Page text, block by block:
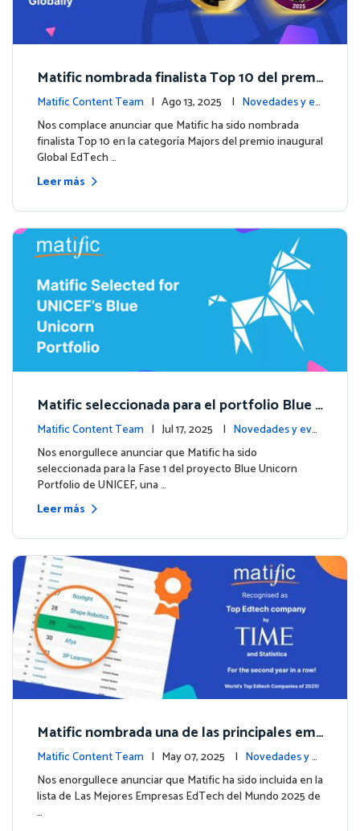
Matific nombrada finalista Top 10 del premi
o inaugural Global EdTech Prize
Matific Content Team | Ago 13, 2025 | Novedades y ev
entos
Nos complace anunciar que Matific ha sido nombrada
finalista Top 10 en la categoría Majors del premio inaugural
Global EdTech …
Leer más
Matific seleccionada para el portfolio Blue
Unicorn de UNICEF: Comienza una nueva et
apa
Matific Content Team | Jul 17, 2025 | Novedades y eve
ntos
Nos enorgullece anunciar que Matific ha sido
seleccionada para la Fase 1 del proyecto Blue Unicorn
Portfolio de UNICEF, una …
Leer más
Matific nombrada una de las principales em
presas EdTech del mundo por TIME en 2025
Matific Content Team | May 07, 2025 | Novedades y e
ventos
Nos enorgullece anunciar que Matific ha sido incluida en la
lista de Las Mejores Empresas EdTech del Mundo 2025 de
…